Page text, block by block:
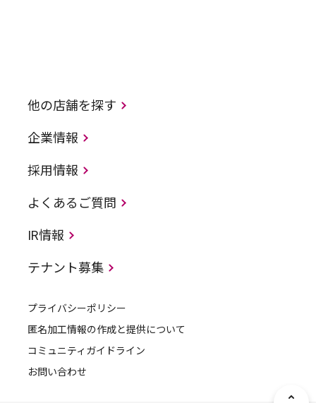
他の店舗を探す
企業情報
採用情報
よくあるご質問
IR情報
テナント募集
プライバシーポリシー
匿名加工情報の作成と提供について
コミュニティガイドライン
お問い合わせ